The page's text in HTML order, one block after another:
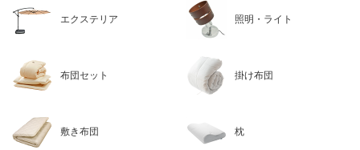
エクステリア 照明・ライト
布団セット 掛け布団
敷き布団 枕